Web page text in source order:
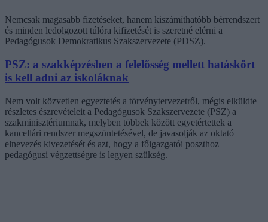
Nemcsak magasabb fizetéseket, hanem kiszámíthatóbb bérrendszert
és minden ledolgozott túlóra kifizetését is szeretné elérni a
Pedagógusok Demokratikus Szakszervezete (PDSZ).
PSZ: a szakképzésben a felelősség mellett hatáskört
is kell adni az iskoláknak
Nem volt közvetlen egyeztetés a törvénytervezetről, mégis elküldte
részletes észrevételeit a Pedagógusok Szakszervezete (PSZ) a
szakminisztériumnak, melyben többek között egyetértettek a
kancellári rendszer megszüntetésével, de javasolják az oktató
elnevezés kivezetését és azt, hogy a főigazgatói poszthoz
pedagógusi végzettségre is legyen szükség.